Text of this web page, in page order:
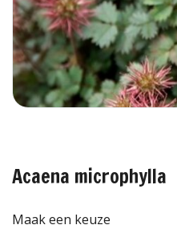
Acaena microphylla
Maak een keuze